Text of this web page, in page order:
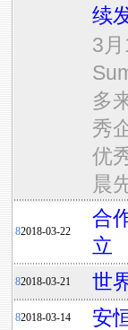
续
3
多
秀
优
晨
82018-03-22
合
立
82018-03-21 世
82018-03-14 安